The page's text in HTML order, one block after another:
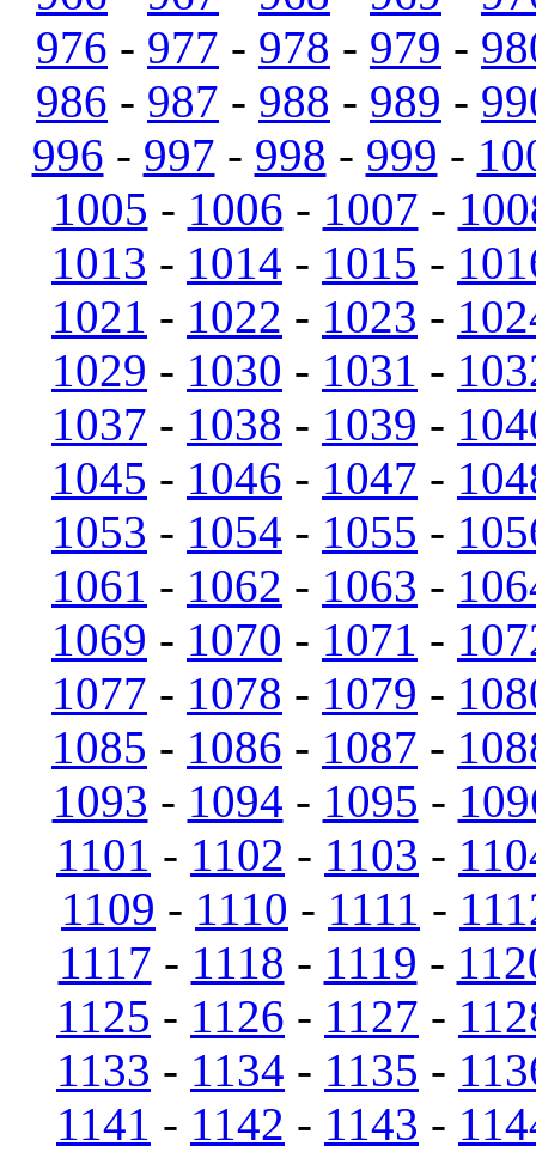
976 - 977 - 978 - 979 -
986 - 987 - 988 - 989 -
996 - 997 - 998 - 999 -
1005 - 1006 - 1007 -
1013 - 1014 - 1015 -
1021 - 1022 - 1023 -
1029 - 1030 - 1031 -
1037 - 1038 - 1039 -
1045 - 1046 - 1047 -
1053 - 1054 - 1055 -
1061 - 1062 - 1063 -
1069 - 1070 - 1071 -
1077 - 1078 - 1079 -
1085 - 1086 - 1087 -
1093 - 1094 - 1095 -
1101 - 1102 - 1103 -
1109 - 1110 - 1111 -
1117 - 1118 - 1119 -
1125 - 1126 - 1127 -
1133 - 1134 - 1135 -
1141 - 1142 - 1143 -